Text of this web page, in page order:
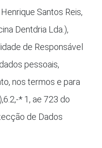
Santos Reis,
Dentdria Lda.),
de Responsável
pessoais,
nos termos e para
* 1, ae 723 do
de Dados